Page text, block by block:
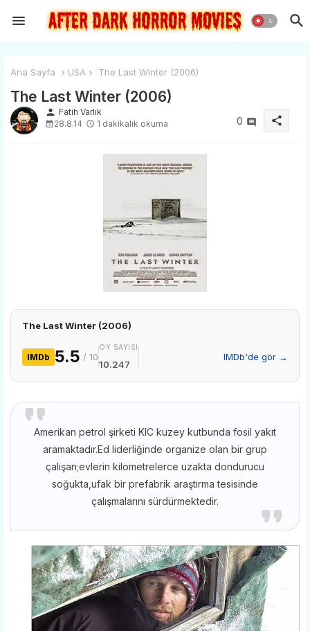
Ana Sayfa USA The Last Winter (2006)
The Last Winter (2006)
person Fatih Varlık
28.8.14
1 dakikalık okuma 0 share
The Last Winter (2006)
IMDb 5.5 / 10
OY SAYISI
10.247
IMDb'de gör →
Amerikan petrol şirketi KIC kuzey kutbunda fosil yakıt
aramaktadır.Ed liderliğinde organize olan bir grup
çalışan;evlerin kilometrelerce uzakta dondurucu
soğukta,ufak bir prefabrik araştırma tesisinde
çalışmalarını sürdürmektedir.